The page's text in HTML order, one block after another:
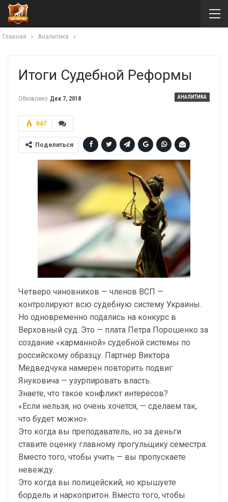
Главная Аналитика
Итоги Судебной Реформы
АНАЛИТИКА
Обновлено Дек 7, 2018
947
Поделиться
Четверо чиновников — членов ВСП —
контролируют всю судебную систему Украины.
Но одновременно подались на конкурс в
Верховный суд. Это — плата Петра Порошенко за
создание «карманной» судебной системы по
российскому образцу. Партнер Виктора
Медведчука намерен повторить подвиг
Януковича — узурпировать власть.
Знаете, что такое конфликт интересов?
«Если нельзя, но очень хочется, — сделаем так,
что будет можно».
Это когда вы преподаватель, но за деньги
ставите оценку главному прогульщику семестра.
Вместо того, чтобы учить — вы пропускаете
невежду.
Это когда вы полицейский, но крышуете
бордель и наркопритон. Вместо того, чтобы